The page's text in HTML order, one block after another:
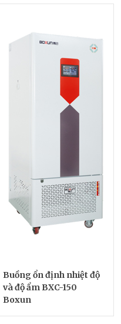
Buồng ổn định nhiệt độ
và độ ẩm BXC-150
Boxun